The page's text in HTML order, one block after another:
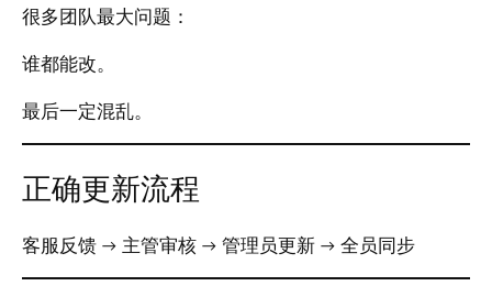
很多团队最大问题：
谁都能改。
最后一定混乱。
正确更新流程
客服反馈 → 主管审核 → 管理员更新 → 全员同步